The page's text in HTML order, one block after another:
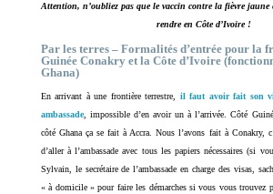
Attention, n’oubliez pas que le vaccin contre la fièvre
rendre en Côte d’Ivoire !
Par les terres – Formalités d’entrée pour la
Guinée Conakry et la Côte d’Ivoire
Ghana)
En arrivant à une frontière terrestre, il faut avoir fait son
ambassade, impossible d’en avoir un à l’arrivée. Côté
côté Ghana ça se fait à Accra. Nous l’avons fait à Conakry,
d’aller à l’ambassade avec tous les papiers nécessaires (si
Sylvain, le secrétaire de l’ambassade en charge des visas,
« à domicile » pour faire les démarches si vous vous trouvez